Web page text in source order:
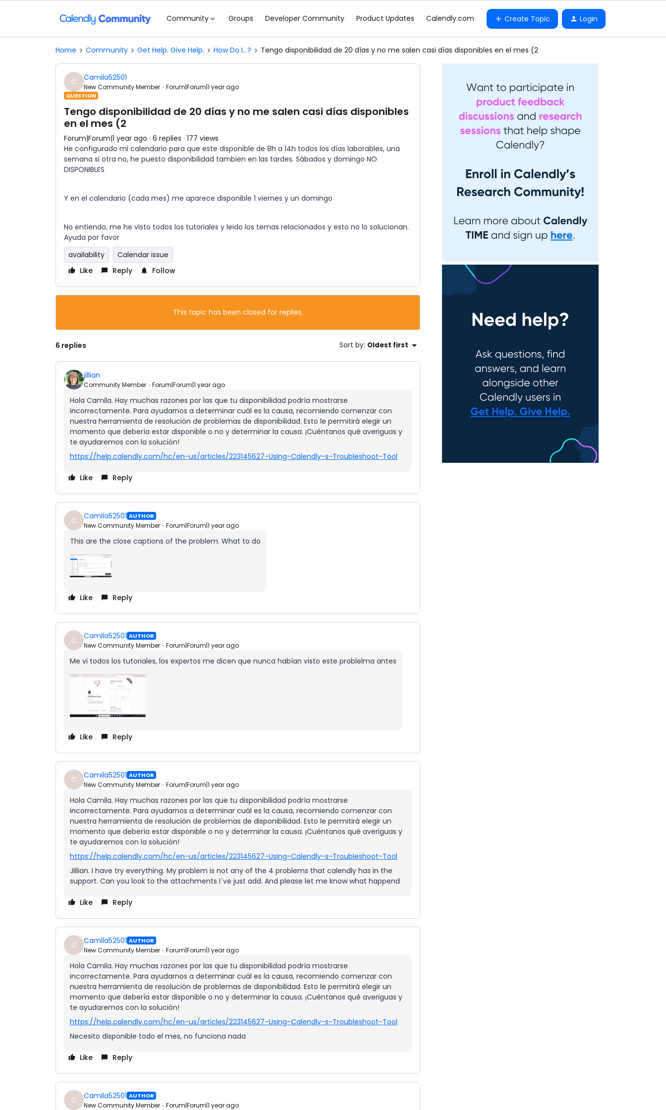
Community Groups Developer Community Product Updates Calendly.com Create Topic Login
Home Community Get Help. Give Help. How Do I...? Tengo disponibilidad de 20 días y no me salen casi días disponibles en el mes (2
C Camila52501
New Community Member Forum|Forum|1 year ago
QUESTION
Tengo disponibilidad de 20 días y no me salen casi días disponibles
en el mes (2
Forum|Forum|1 year ago 6 replies 177 views
He configurado mi calendario para que este disponible de 8h a 14h todos los días laborables, una
semana si otra no, he puesto disponibilidad tambien en las tardes. Sábados y domingo NO
DISPONIBLES
Y en el calendario (cada mes) me aparece disponible 1 viernes y un domingo
No entiendo, me he visto todos los tutoriales y leido los temas relacionados y esto no lo solucionan.
Ayuda por favor
availability
Calendar issue
Like
Reply Follow
This topic has been closed for replies.
6 replies Sort by: Oldest first
jillian
Community Member Forum|Forum|1 year ago
Hola Camila. Hay muchas razones por las que tu disponibilidad podría mostrarse
incorrectamente. Para ayudarnos a determinar cuál es la causa, recomiendo comenzar con
nuestra herramienta de resolución de problemas de disponibilidad. Esto le permitirá elegir un
momento que debería estar disponible o no y determinar la causa. ¡Cuéntanos qué averiguas y
te ayudaremos con la solución!
https://help.calendly.com/hc/en-us/articles/223145627-Using-Calendly-s-Troubleshoot-Tool
Like Reply
C Camila52501 AUTHOR
New Community Member Forum|Forum|1 year ago
This are the close captions of the problem. What to do
Like Reply
C Camila52501 AUTHOR
New Community Member Forum|Forum|1 year ago
Me vi todos los tutoriales, los expertos me dicen que nunca habían visto este problelma antes
Like Reply
C Camila52501 AUTHOR
New Community Member Forum|Forum|1 year ago
Hola Camila. Hay muchas razones por las que tu disponibilidad podría mostrarse
incorrectamente. Para ayudarnos a determinar cuál es la causa, recomiendo comenzar con
nuestra herramienta de resolución de problemas de disponibilidad. Esto le permitirá elegir un
momento que debería estar disponible o no y determinar la causa. ¡Cuéntanos qué averiguas y
te ayudaremos con la solución!
https://help.calendly.com/hc/en-us/articles/223145627-Using-Calendly-s-Troubleshoot-Tool
Jillian. I have try everything. My problem is not any of the 4 problems that calendly has in the
support. Can you look to the attachments I´ve just add. And please let me know what happend
Like Reply
C Camila52501 AUTHOR
New Community Member Forum|Forum|1 year ago
Hola Camila. Hay muchas razones por las que tu disponibilidad podría mostrarse
incorrectamente. Para ayudarnos a determinar cuál es la causa, recomiendo comenzar con
nuestra herramienta de resolución de problemas de disponibilidad. Esto le permitirá elegir un
momento que debería estar disponible o no y determinar la causa. ¡Cuéntanos qué averiguas y
te ayudaremos con la solución!
https://help.calendly.com/hc/en-us/articles/223145627-Using-Calendly-s-Troubleshoot-Tool
Necesito disponible todo el mes, no funciona nada
Like Reply
C Camila52501 AUTHOR
New Community Member Forum|Forum|1 year ago